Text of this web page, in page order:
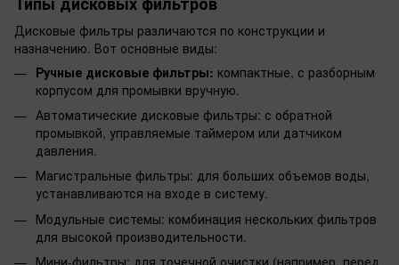
Дисковые фильтры различаются по конструкции и
назначению. Вот основные виды:
Ручные дисковые фильтры: компактные, с разборным
корпусом для промывки вручную.
Автоматические дисковые фильтры: с обратной
промывкой, управляемые таймером или датчиком
давления.
Магистральные фильтры: для больших объемов воды,
устанавливаются на входе в систему.
Модульные системы: комбинация нескольких фильтров
для высокой производительности.